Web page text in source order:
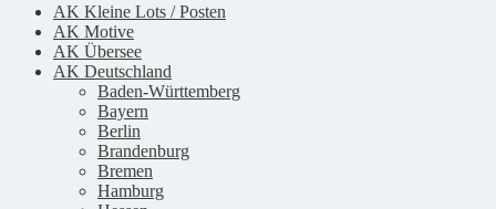
AK Kleine Lots / Posten
AK Motive
AK Übersee
AK Deutschland
Baden-Württemberg
Bayern
Berlin
Brandenburg
Bremen
Hamburg